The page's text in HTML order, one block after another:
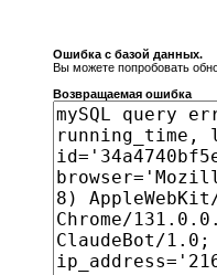
Ошибка с базой данных.
Вы можете попробовать
Возвращаемая ошибка